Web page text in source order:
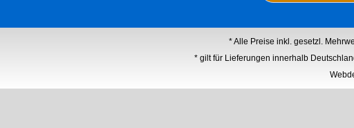
* Alle Preise inkl. gesetzl.
* gilt für Lieferungen innerhalb